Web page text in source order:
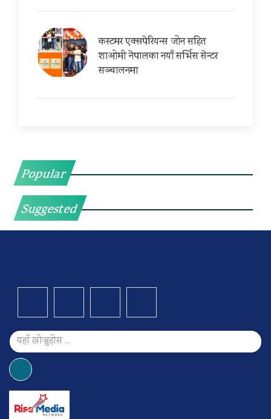
कस्टमर एक्सपेरियन्स जोन सहित
शाओमी नेपालका नयाँ सर्भिस सेन्टर
सञ्चालनमा
Popular
Suggested